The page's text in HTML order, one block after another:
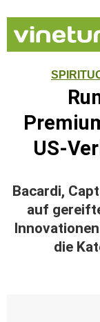
US-
Bacardi,
auf
die